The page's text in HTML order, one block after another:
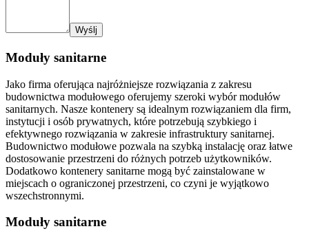
Moduły sanitarne
Jako firma oferująca najróżniejsze rozwiązania z zakresu
budownictwa modułowego oferujemy szeroki wybór modułów
sanitarnych. Nasze kontenery są idealnym rozwiązaniem dla firm,
instytucji i osób prywatnych, które potrzebują szybkiego i
efektywnego rozwiązania w zakresie infrastruktury sanitarnej.
Budownictwo modułowe pozwala na szybką instalację oraz łatwe
dostosowanie przestrzeni do różnych potrzeb użytkowników.
Dodatkowo kontenery sanitarne mogą być zainstalowane w
miejscach o ograniczonej przestrzeni, co czyni je wyjątkowo
wszechstronnymi.
Moduły sanitarne